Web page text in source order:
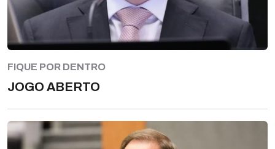
FIQUE POR DENTRO
JOGO ABERTO